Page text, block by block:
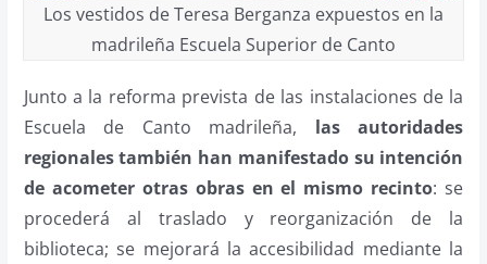
Los vestidos de Teresa Berganza expuestos en la
madrileña Escuela Superior de Canto
Junto a la reforma prevista de las instalaciones de la
Escuela de Canto madrileña, las autoridades
regionales también han manifestado su intención
de acometer otras obras en el mismo recinto: se
procederá al traslado y reorganización de la
biblioteca; se mejorará la accesibilidad mediante la